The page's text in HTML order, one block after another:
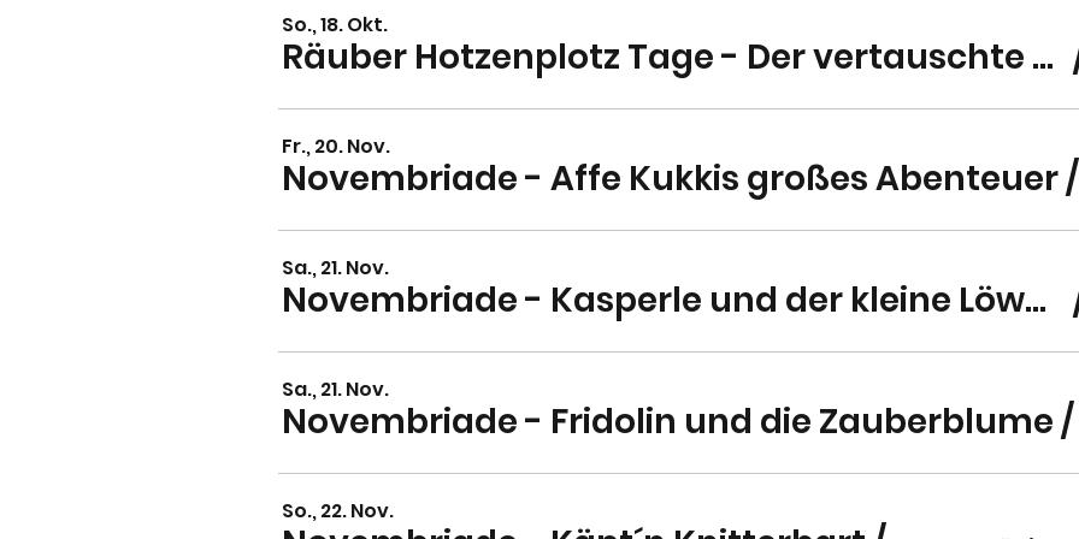
So., 18. Okt.
Räuber Hotzenplotz Tage - Der vertauschte Dimpflmoser
Fr., 20. Nov.
Novembriade - Affe Kukkis großes Abenteuer
Sa., 21. Nov.
Novembriade - Kasperle und der kleine Löwe Leo
Sa., 21. Nov.
Novembriade - Fridolin und die Zauberblume
So., 22. Nov.